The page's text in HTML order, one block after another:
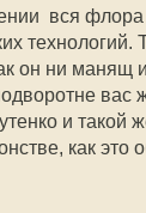
вся
технологий.
он ни манящ
вас
и такой
как это